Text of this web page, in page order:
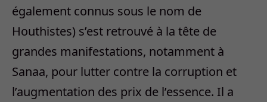
également connus sous le nom de
Houthistes) s’est retrouvé à la tête de
grandes manifestations, notamment à
Sanaa, pour lutter contre la corruption et
l’augmentation des prix de l’essence. Il a